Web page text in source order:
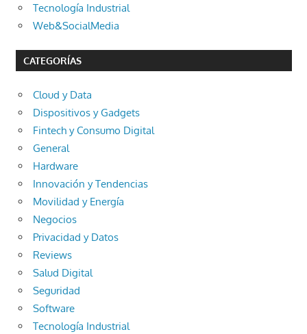
Tecnología Industrial
Web&SocialMedia
CATEGORÍAS
Cloud y Data
Dispositivos y Gadgets
Fintech y Consumo Digital
General
Hardware
Innovación y Tendencias
Movilidad y Energía
Negocios
Privacidad y Datos
Reviews
Salud Digital
Seguridad
Software
Tecnología Industrial